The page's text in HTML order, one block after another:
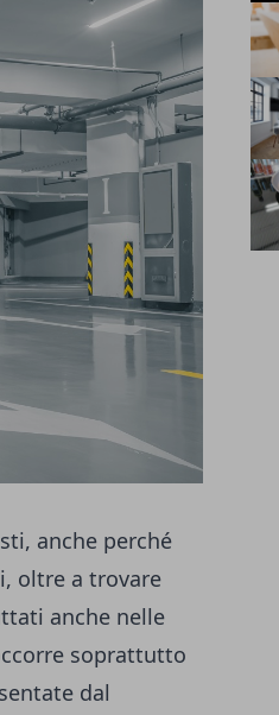
anche perché
oltre a trovare
anche nelle
soprattutto
dal